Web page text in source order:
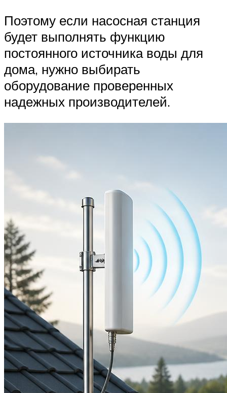
Поэтому если насосная станция
будет выполнять функцию
постоянного источника воды для
дома, нужно выбирать
оборудование проверенных
надежных производителей.